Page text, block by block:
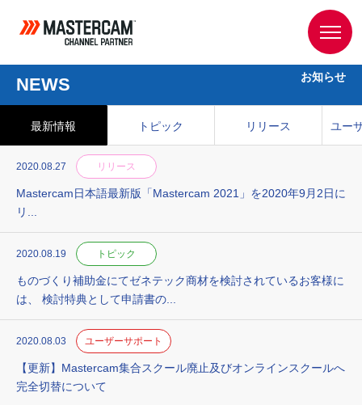
NEWS お知らせ
最新情報 トピック リリース ユー
2020.08.27 リリース
Mastercam⽇本語最新版「Mastercam 2021」を2020年9月2日に
リ...
2020.08.19 トピック
ものづくり補助金にてゼネテック商材を検討されているお客様に
は、 検討特典として申請書の...
2020.08.03 ユーザーサポート
【更新】Mastercam集合スクール廃止及びオンラインスクールへ
完全切替について